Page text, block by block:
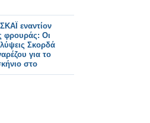
εναντίον
φρουράς: Οι
Σκορδά
για το
στο